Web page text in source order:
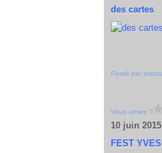
des cartes
Posté par
Vous aimez ?
10 juin 2015
FEST